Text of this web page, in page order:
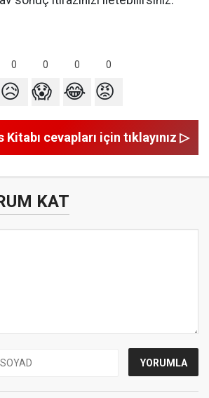
0 0 0 0
😥 😱 😂 😡
Kitabı cevapları için tıklayınız ▷
KAT